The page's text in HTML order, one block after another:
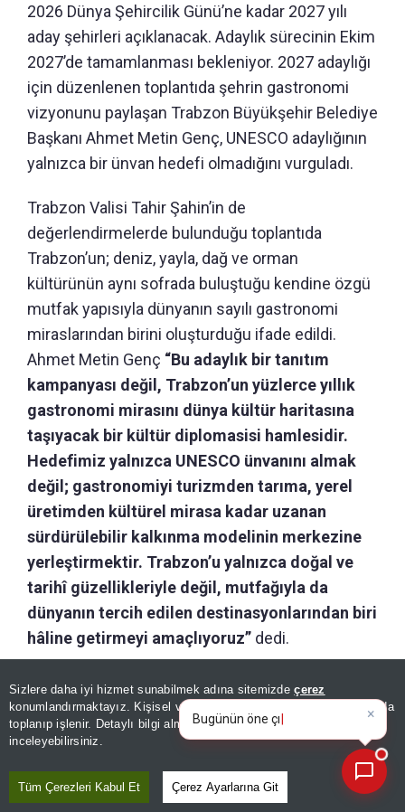
Sizlere daha iyi hizmet sunabilmek adına sitemizdeçerez
konumlandırmaktayız. Kişisel verileriniz, KVKK ve GDPR kapsamında
toplanıp işlenir. Detaylı bilgi almak içinAydınlatma Metnimizi
inceleyebilirsiniz.
Tüm Çerezleri Kabul Et Çerez Ayarlarına Git
2026 Dünya Şehircilik Günü’ne kadar 2027 yılı
aday şehirleri açıklanacak. Adaylık sürecinin Ekim
2027’de tamamlanması bekleniyor. 2027 adaylığı
için düzenlenen toplantıda şehrin gastronomi
vizyonunu paylaşan Trabzon Büyükşehir Belediye
Başkanı Ahmet Metin Genç, UNESCO adaylığının
yalnızca bir ünvan hedefi olmadığını vurguladı.
Trabzon Valisi Tahir Şahin’in de
değerlendirmelerde bulunduğu toplantıda
Trabzon’un; deniz, yayla, dağ ve orman
kültürünün aynı sofrada buluştuğu kendine özgü
mutfak yapısıyla dünyanın sayılı gastronomi
miraslarından birini oluşturduğu ifade edildi.
Ahmet Metin Genç “Bu adaylık bir tanıtım
kampanyası değil, Trabzon’un yüzlerce yıllık
gastronomi mirasını dünya kültür haritasına
taşıyacak bir kültür diplomasisi hamlesidir.
Hedefimiz yalnızca UNESCO ünvanını almak
değil; gastronomiyi turizmden tarıma, yerel
üretimden kültürel mirasa kadar uzanan
sürdürülebilir kalkınma modelinin merkezine
yerleştirmektir. Trabzon’u yalnızca doğal ve
tarihî güzellikleriyle değil, mutfağıyla da
dünyanın tercih edilen destinasyonlarından biri
hâline getirmeyi amaçlıyoruz” dedi.
ÖNERİLEN HABERLER
YAŞAM
açılıyor! Unesco Listesi’ne
girmek için hazırlıklar sürüyor
×
Bugünün öne çıkan manşetleri
ve gelişmeleri neler?